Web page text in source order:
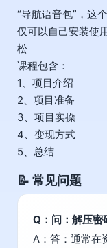
“导航语音包”，这
仅可以自己安装使
松
课程包含：
1、项目介绍
2、项目准备
3、项目实操
4、变现方式
5、总结
📝 常见问题
Q：问：解压密
A：答：通常在